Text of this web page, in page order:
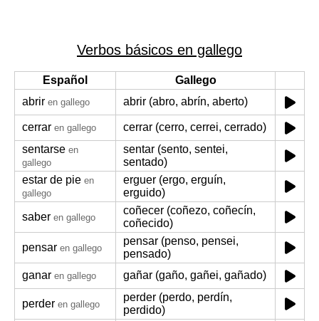
Verbos básicos en gallego
Español
Gallego
abrir en gallego abrir (abro, abrín, aberto)
cerrar en gallego
cerrar (cerro, cerrei, cerrado)
sentarse en
gallego
sentar (sento, sentei,
sentado)
estar de pie en
gallego
erguer (ergo, erguín,
erguido)
saber en gallego
coñecer (coñezo, coñecín,
coñecido)
pensar en gallego
pensar (penso, pensei,
pensado)
ganar en gallego gañar (gaño, gañei, gañado)
perder en gallego
perder (perdo, perdín,
perdido)